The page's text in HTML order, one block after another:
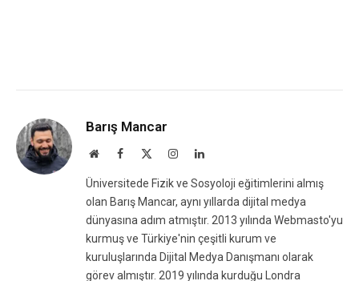
Barış Mancar
WebsiteFacebook InstagramLinkedIn
Üniversitede Fizik ve Sosyoloji eğitimlerini almış
olan Barış Mancar, aynı yıllarda dijital medya
dünyasına adım atmıştır. 2013 yılında Webmasto'yu
kurmuş ve Türkiye'nin çeşitli kurum ve
kuruluşlarında Dijital Medya Danışmanı olarak
görev almıştır. 2019 yılında kurduğu Londra